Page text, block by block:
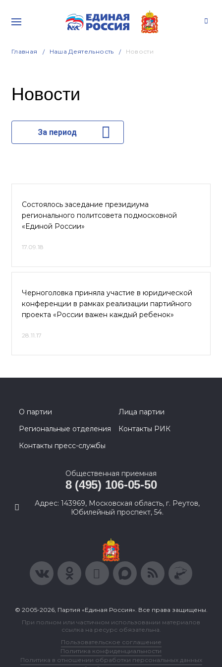
Главная Наша Деятельность Новости
Новости
За период
Состоялось заседание президиума
регионального политсовета подмосковной
«Единой России»
17.09.18
Черноголовка приняла участие в юридической
конференции в рамках реализации партийного
проекта «России важен каждый ребенок»
28.11.17
О партии
Лица партии
Региональные отделения
Контакты РИК
Контакты пресс-службы
Общественная приемная
8 (495) 106-05-50
Адрес: 143969, Московская область, г. Реутов,
Юбилейный проспект, 54.
© 2005-2026, Партия «Единая Россия». Все права защищены.
При полном или частичном использовании материалов
ссылка на ресурс обязательна.
Пользовательское соглашение
Политика конфиденциальности
Политика в отношении обработки персональных данных